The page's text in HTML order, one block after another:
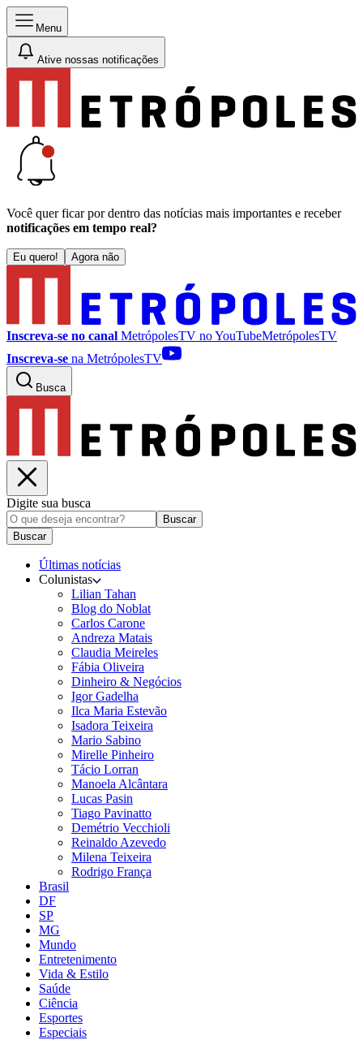
Menu
Ative nossas notificações
Você quer ficar por dentro das notícias mais importantes e receber
notificações em tempo real?
Eu quero! Agora não
Inscreva-se no canal MetrópolesTV noYouTubeMetrópolesTV
Inscreva-se na MetrópolesTV
Busca
Digite sua busca
Buscar
Buscar
Últimas notícias
Colunistas
Lilian Tahan
Blog do Noblat
Carlos Carone
Andreza Matais
Claudia Meireles
Fábia Oliveira
Dinheiro & Negócios
Igor Gadelha
Ilca Maria Estevão
Isadora Teixeira
Mario Sabino
Mirelle Pinheiro
Tácio Lorran
Manoela Alcântara
Lucas Pasin
Tiago Pavinatto
Demétrio Vecchioli
Reinaldo Azevedo
Milena Teixeira
Rodrigo França
Brasil
DF
SP
MG
Mundo
Entretenimento
Vida & Estilo
Saúde
Ciência
Esportes
Especiais